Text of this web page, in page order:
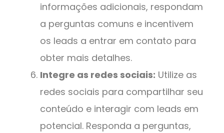
informações adicionais, respondam
a perguntas comuns e incentivem
os leads a entrar em contato para
obter mais detalhes.
Integre as redes sociais: Utilize as
redes sociais para compartilhar seu
conteúdo e interagir com leads em
potencial. Responda a perguntas,